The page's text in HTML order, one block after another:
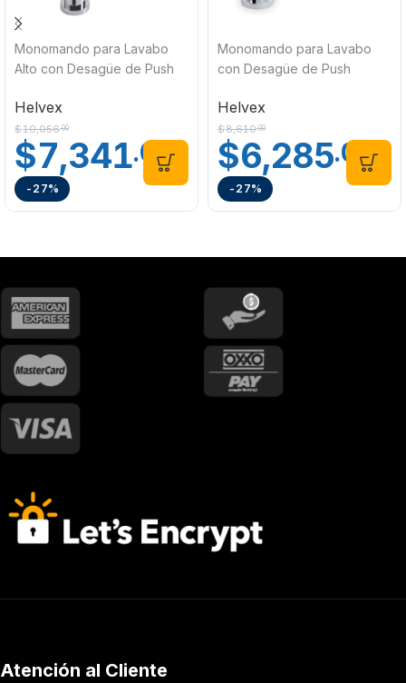
Monomando para Lavabo
Alto con Desagüe de Push
923
Helvex
$10,056.00
$7,341.00
-27%
Monomando para Lavabo
con Desagüe de Push
922
Helvex
$8,610.00
$6,285.00
-27%
Atención al Cliente